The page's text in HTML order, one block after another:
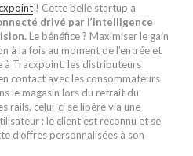
! Cette belle startup a
drivé par l’intelligence
Le bénéfice ? Maximiser le gain
à la fois au moment de l’entrée et
à Tracxpoint, les distributeurs
contact avec les consommateurs
le magasin lors du retrait du
rails, celui-ci se libère via une
; le client est reconnu et se
d’offres personnalisées à son